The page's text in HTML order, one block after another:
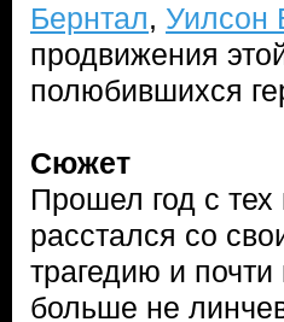
Бернтал, Уилсон
продвижения
полюбившихся
Сюжет
Прошел год с
расстался со
трагедию и
больше не